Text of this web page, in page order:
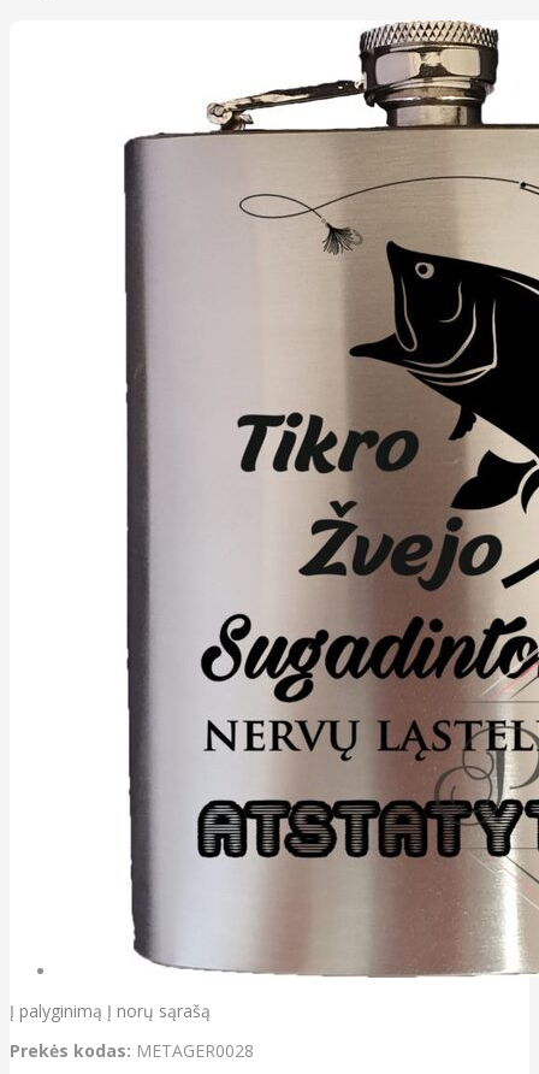
Į palyginimą Į norų sąrašą
Prekės kodas: METAGER0028